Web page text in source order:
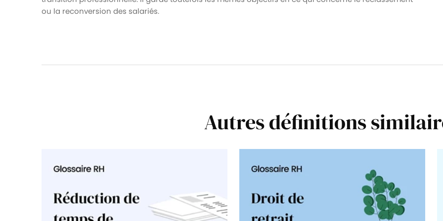
ou la reconversion des salariés.
Autres définitions